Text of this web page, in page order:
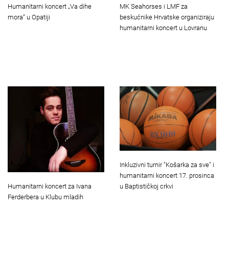
Humanitarni koncert „Va dihe
mora“ u Opatiji
MK Seahorses i LMF za
beskućnike Hrvatske organiziraju
humanitarni koncert u Lovranu
Humanitarni koncert za Ivana
Ferderbera u Klubu mladih
Inkluzivni turnir "Košarka za sve" i
humanitarni koncert 17. prosinca
u Baptističkoj crkvi